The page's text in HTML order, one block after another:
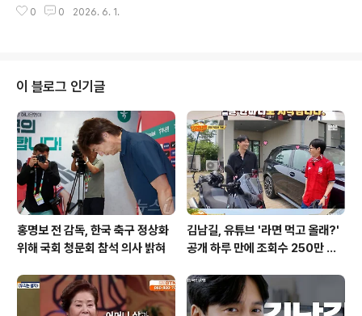
해 2군에서 충분한 시간을 가지고 준비할 것을 주문했습니
교체 명단에만 이름을 올렸을 뿐, 경기에 투입되지 않았습
수비적인 전술을 펼쳤습니다. 총 네 번의 교체 기회 중 한
번을 포기하면서까지 이강인 선수를 투입하지 않은 것은
그의 중요도를 낮게 평가했음을 보여줍니다. 결국 PSG는
승부차기 끝에 우승을 차지했지만, 이강인 선수에게는 아
쉬운 결과였습니다. 이강인 선수의 향후 거취 전망지난 시
즌에 이어 이번 시즌에도 챔피언스..
0 0 2026. 6. 1.
이 블로그 인기글
홍명보 전 감독, 한국 축구 정상화
위해 국회 청문회 참석 의사 밝혀
김남길, 유튜브 '라면 먹고 올래?'
공개 하루 만에 조회수 250만 돌